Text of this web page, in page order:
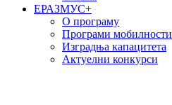
EРАЗМУС+
О програму
Програми мобилности
Изградња капацитета
Актуелни конкурси